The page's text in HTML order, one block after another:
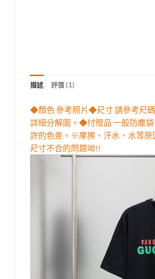
描述 評價 (1)
◆顏色 參考照片◆尺寸 請參考尺
詳細分解圖。◆付贈品 一般防塵
許的色差。※摩擦、汗水、水等
尺寸不合的問題呦!!